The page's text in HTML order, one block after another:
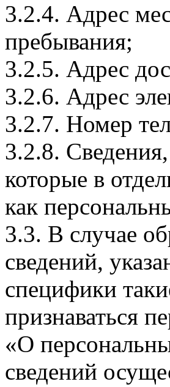
3.2.4. Адрес
пребывания;
3.2.5. Адрес
3.2.6. Адрес
3.2.7. Номер
3.2.8.
которые в
как
3.3. В случае
сведений,
специфики
признаваться
«О
сведений